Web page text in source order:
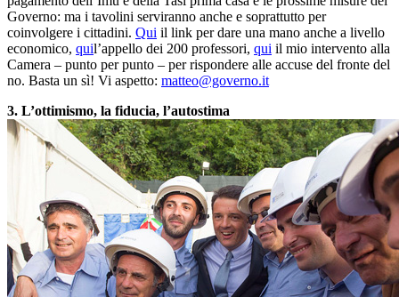
Governo: ma i tavolini serviranno anche e soprattutto per
coinvolgere i cittadini. Qui il link per dare una mano anche a livello
economico, quil’appello dei 200 professori, qui il mio intervento alla
Camera – punto per punto – per rispondere alle accuse del fronte del
no. Basta un sì! Vi aspetto: matteo@governo.it
3. L’ottimismo, la fiducia, l’autostima